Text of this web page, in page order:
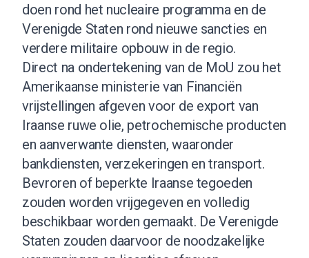
doen rond het nucleaire programma en de
Verenigde Staten rond nieuwe sancties en
verdere militaire opbouw in de regio.
Direct na ondertekening van de MoU zou het
Amerikaanse ministerie van Financiën
vrijstellingen afgeven voor de export van
Iraanse ruwe olie, petrochemische producten
en aanverwante diensten, waaronder
bankdiensten, verzekeringen en transport.
Bevroren of beperkte Iraanse tegoeden
zouden worden vrijgegeven en volledig
beschikbaar worden gemaakt. De Verenigde
Staten zouden daarvoor de noodzakelijke